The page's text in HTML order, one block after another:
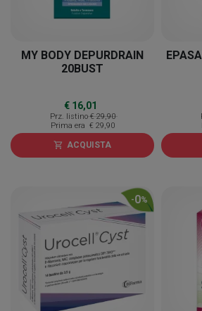
MY BODY DEPURDRAIN
20BUST
€ 16,01
Prz. listino € 29,90
Prima era € 29,90
shopping_cart ACQUISTA
-0%